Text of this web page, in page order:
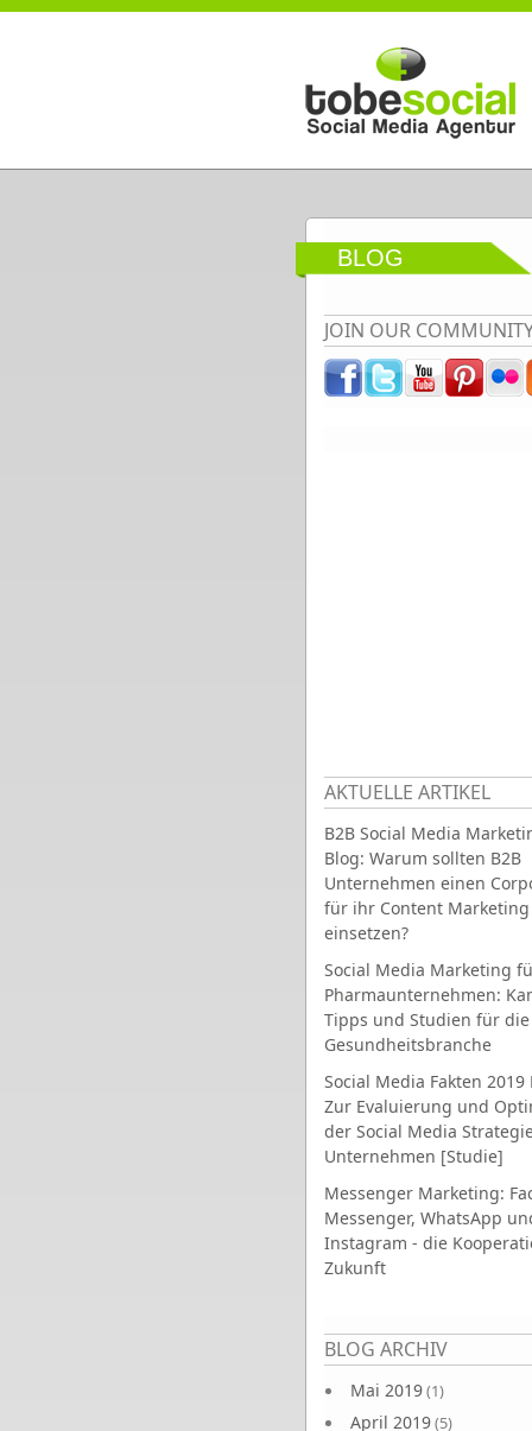
Direkt zum Inhalt
BLOG
JOIN OUR
AKTUELLE ARTIKEL
B2B Social Media
Blog: Warum sollten B2B
Unternehmen einen
für ihr Content Marketing
einsetzen?
Social Media Marketing
Pharmaunternehmen:
Tipps und Studien für die
Gesundheitsbranche
Social Media Fakten 2019
Zur Evaluierung und
der Social Media
Unternehmen [Studie]
Messenger Marketing:
Messenger, WhatsApp
Instagram - die
Zukunft
BLOG ARCHIV
Mai 2019(1)
April 2019(5)
Seiten